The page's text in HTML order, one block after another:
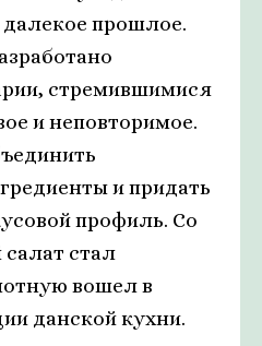
прошлое.
стремившимися
и неповторимое.
и придать
профиль. Со
стал
вошел в
данской кухни.